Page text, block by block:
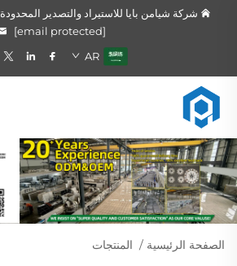
شركة شيامن بايا للاستيراد والتصدير المحدودة
[email protected]
AR
الصفحة الرئيسية / المنتجات